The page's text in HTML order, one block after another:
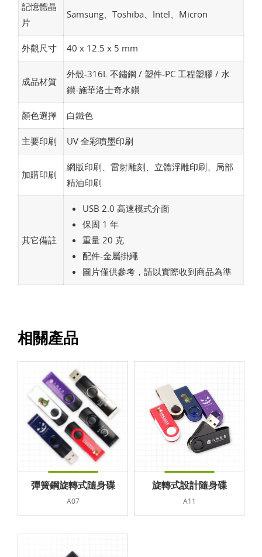
記憶體晶
片
Samsung、Toshiba、Intel、Micron
外觀尺寸 40 x 12.5 x 5 mm
成品材質
外殼-316L 不鏽鋼 / 塑件-PC 工程塑膠 / 水
鑚-施華洛士奇水鑚
顏色選擇 白鐵色
主要印刷 UV 全彩噴墨印刷
加購印刷
網版印刷、雷射雕刻、立體浮雕印刷、局部
精油印刷
其它備註
USB 2.0 高速模式介面
保固 1 年
重量 20 克
配件-金屬掛繩
圖片僅供參考，請以實際收到商品為準
相關產品
彈簧鋼旋轉式隨身碟
A07
旋轉式設計隨身碟
A11